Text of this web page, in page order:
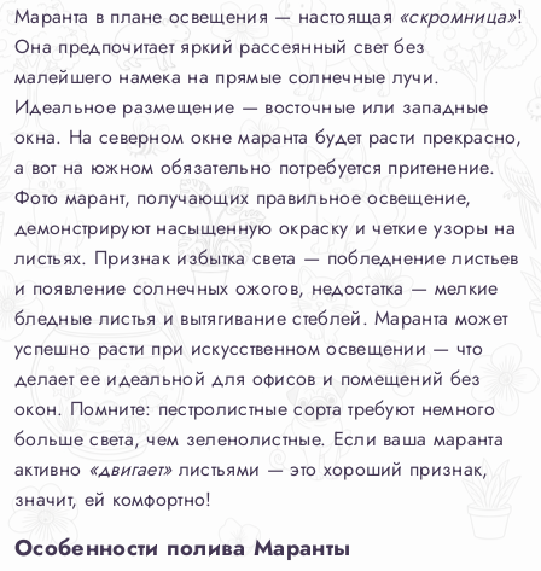
Маранта в плане освещения — настоящая «скромница»!
Она предпочитает яркий рассеянный свет без
малейшего намека на прямые солнечные лучи.
Идеальное размещение — восточные или западные
окна. На северном окне маранта будет расти прекрасно,
а вот на южном обязательно потребуется притенение.
Фото марант, получающих правильное освещение,
демонстрируют насыщенную окраску и четкие узоры на
листьях. Признак избытка света — побледнение листьев
и появление солнечных ожогов, недостатка — мелкие
бледные листья и вытягивание стеблей. Маранта может
успешно расти при искусственном освещении — что
делает ее идеальной для офисов и помещений без
окон. Помните: пестролистные сорта требуют немного
больше света, чем зеленолистные. Если ваша маранта
активно «двигает»листьями — это хороший признак,
значит, ей комфортно!
Особенности полива Маранты